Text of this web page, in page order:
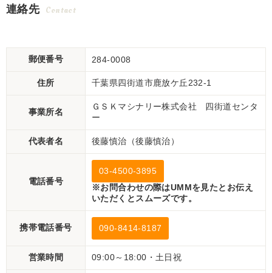
連絡先 Contact
郵便番号 284-0008
住所 千葉県四街道市鹿放ケ丘232-1
事業所名
ＧＳＫマシナリー株式会社 四街道センタ
ー
代表者名 後藤慎治（後藤慎治）
電話番号
03-4500-3895
※お問合わせの際はUMMを見たとお伝え
いただくとスムーズです。
携帯電話番号 090-8414-8187
営業時間 09:00～18:00・土日祝